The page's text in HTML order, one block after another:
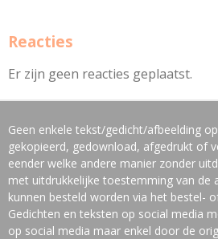
Reacties
Er zijn geen reacties geplaatst.
Geen enkele tekst/gedicht/afbeelding
gekopieerd, gedownload, afgedrukt of
eender welke andere manier zonder
met uitdrukkelijke toestemming van de
kunnen besteld worden via het bestel-
Gedichten en teksten op social media
op social media maar enkel door de